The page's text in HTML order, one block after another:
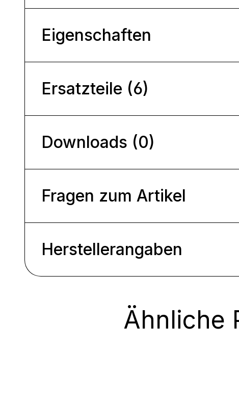
Eigenschaften
Ersatzteile (6)
Downloads (0)
Fragen zum Artikel
Herstellerangaben
Ähnliche